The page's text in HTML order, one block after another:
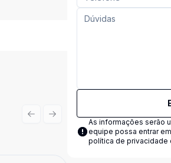
Previous slide
Next slideAs informações serão
equipe possa entrar
política de privacidade